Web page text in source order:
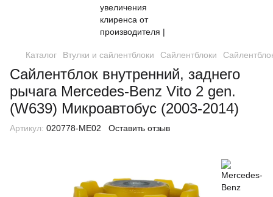
Каталог Втулки и сайлентблоки Сайлентблоки
Сайлентблок внутренний, заднего
рычага Mercedes-Benz Vito 2 gen.
(W639) Микроавтобус (2003-2014)
Артикул: 020778-ME02 Оставить отзыв